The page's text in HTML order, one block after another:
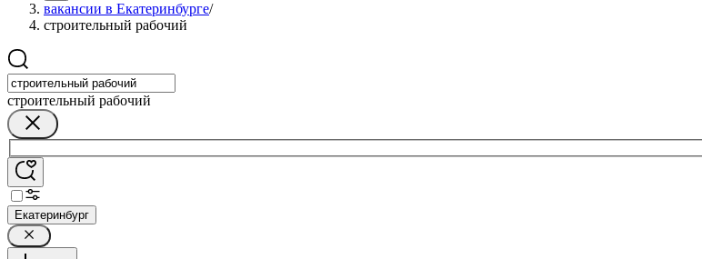
вакансии в Екатеринбурге/
строительный рабочий
строительный рабочий
Екатеринбург